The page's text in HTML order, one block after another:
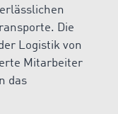
Die
Logistik von
Mitarbeiter
das